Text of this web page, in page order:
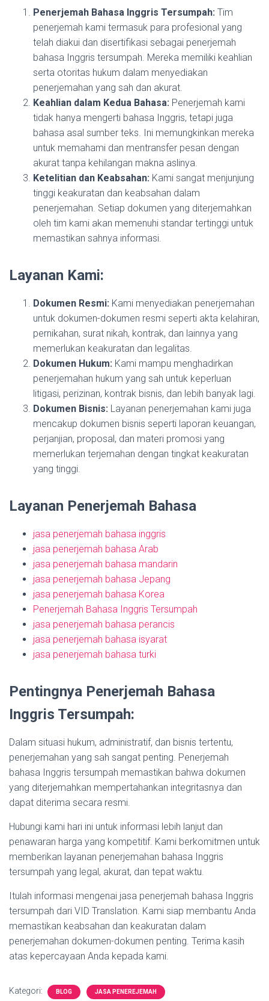
Penerjemah Bahasa Inggris Tersumpah: Tim
penerjemah kami termasuk para profesional yang
telah diakui dan disertifikasi sebagai penerjemah
bahasa Inggris tersumpah. Mereka memiliki keahlian
serta otoritas hukum dalam menyediakan
penerjemahan yang sah dan akurat.
Keahlian dalam Kedua Bahasa: Penerjemah kami
tidak hanya mengerti bahasa Inggris, tetapi juga
bahasa asal sumber teks. Ini memungkinkan mereka
untuk memahami dan mentransfer pesan dengan
akurat tanpa kehilangan makna aslinya.
Ketelitian dan Keabsahan: Kami sangat menjunjung
tinggi keakuratan dan keabsahan dalam
penerjemahan. Setiap dokumen yang diterjemahkan
oleh tim kami akan memenuhi standar tertinggi untuk
memastikan sahnya informasi.
Layanan Kami:
Dokumen Resmi: Kami menyediakan penerjemahan
untuk dokumen-dokumen resmi seperti akta kelahiran,
pernikahan, surat nikah, kontrak, dan lainnya yang
memerlukan keakuratan dan legalitas.
Dokumen Hukum: Kami mampu menghadirkan
penerjemahan hukum yang sah untuk keperluan
litigasi, perizinan, kontrak bisnis, dan lebih banyak lagi.
Dokumen Bisnis: Layanan penerjemahan kami juga
mencakup dokumen bisnis seperti laporan keuangan,
perjanjian, proposal, dan materi promosi yang
memerlukan terjemahan dengan tingkat keakuratan
yang tinggi.
Layanan Penerjemah Bahasa
jasa penerjemah bahasa inggris
jasa penerjemah bahasa Arab
jasa penerjemah bahasa mandarin
jasa penerjemah bahasa Jepang
jasa penerjemah bahasa Korea
Penerjemah Bahasa Inggris Tersumpah
jasa penerjemah bahasa perancis
jasa penerjemah bahasa isyarat
jasa penerjemah bahasa turki
Pentingnya Penerjemah Bahasa
Inggris Tersumpah:
Dalam situasi hukum, administratif, dan bisnis tertentu,
penerjemahan yang sah sangat penting. Penerjemah
bahasa Inggris tersumpah memastikan bahwa dokumen
yang diterjemahkan mempertahankan integritasnya dan
dapat diterima secara resmi.
Hubungi kami hari ini untuk informasi lebih lanjut dan
penawaran harga yang kompetitif. Kami berkomitmen untuk
memberikan layanan penerjemahan bahasa Inggris
tersumpah yang legal, akurat, dan tepat waktu.
Itulah informasi mengenai jasa penerjemah bahasa Inggris
tersumpah dari VID Translation. Kami siap membantu Anda
memastikan keabsahan dan keakuratan dalam
penerjemahan dokumen-dokumen penting. Terima kasih
atas kepercayaan Anda kepada kami.
Kategori: BLOG JASA PENEREJEMAH